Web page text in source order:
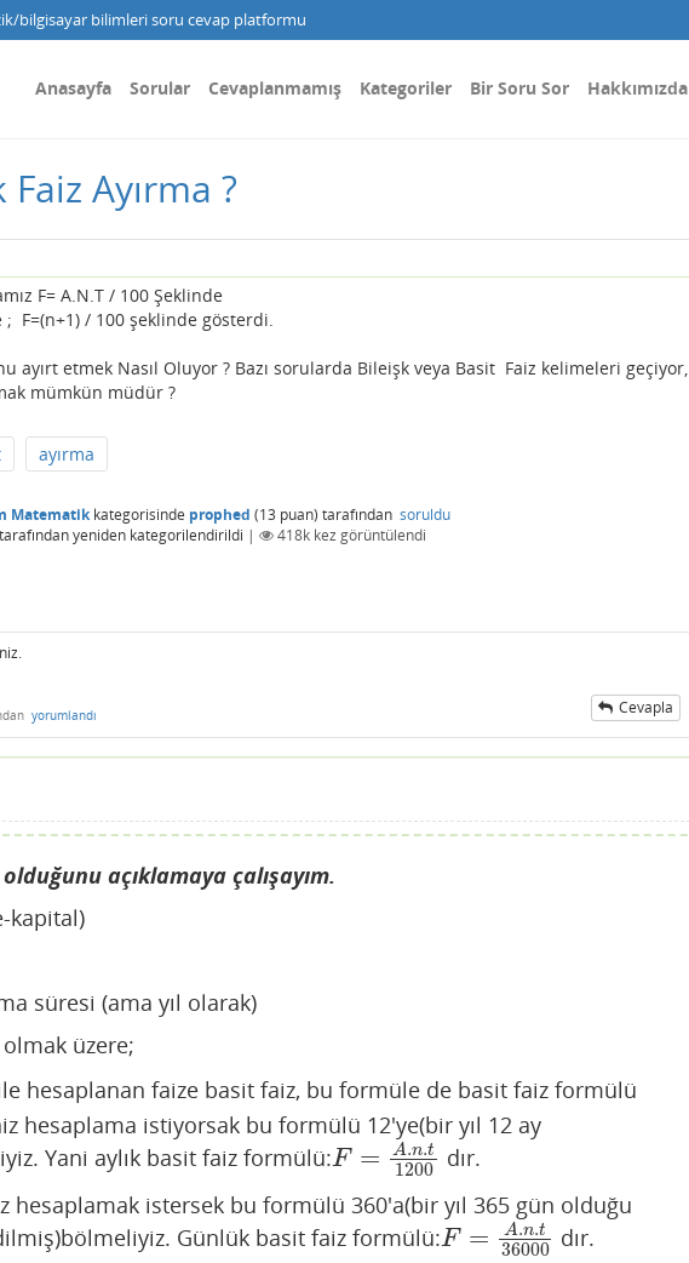
bilgisayar bilimleri soru cevap platformu
Anasayfa Sorular Cevaplanmamış Kategoriler Bir Soru Sor Hakkımızda
Ayırma ?
F= A.N.T / 100 Şeklinde
F=(n+1) / 100 şeklinde gösterdi.
ayırt etmek Nasıl Oluyor ? Bazı sorularda Bileişk veya Basit Faiz kelimeleri geçiyor,
mümkün müdür ?
ayırma
Matematikkategorisinde prophed (13 puan) tarafından soruldu
tarafındanyeniden kategorilendirildi | 418k kez görüntülendi
yorumlandı Cevapla
açıklamaya çalışayım.
kapital)
süresi (ama yıl olarak)
üzere;
hesaplanan faize basit faiz, bu formüle de basit faiz formülü
hesaplama istiyorsak bu formülü 12'ye(bir yıl 12 ay
Yani aylık basit faiz formülü:F = A.n.t
1200
F= A.n .t1200dır.
hesaplamak istersek bu formülü 360'a(bir yıl 365 gün olduğu
Günlük basit faiz formülü:F = A.n.t
36000
F= A.n .t36000dır.